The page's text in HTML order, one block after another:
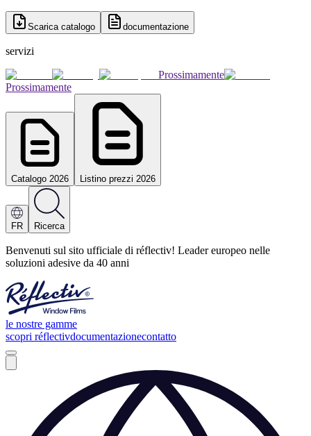
Scarica catalogo documentazione
servizi
Prossimamente
Prossimamente
Catalogo 2026 Listino prezzi 2026
FR Ricerca
Benvenuti sul sito ufficiale di réflectiv! Leader europeo nelle
soluzioni adesive da 40 anni
le nostre gamme
scopri réflectivdocumentazionecontatto